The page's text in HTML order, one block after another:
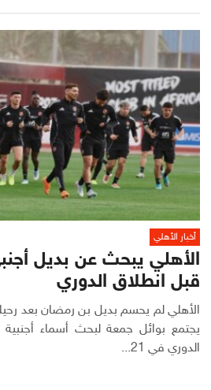
أخبار الأهلي
الأهلي يبحث عن بديل
قبل انطلاق الدوري
الأهلي لم يحسم بديل بن رمضان بعد
يجتمع بوائل جمعة لبحث أسماء
الدوري في 21...